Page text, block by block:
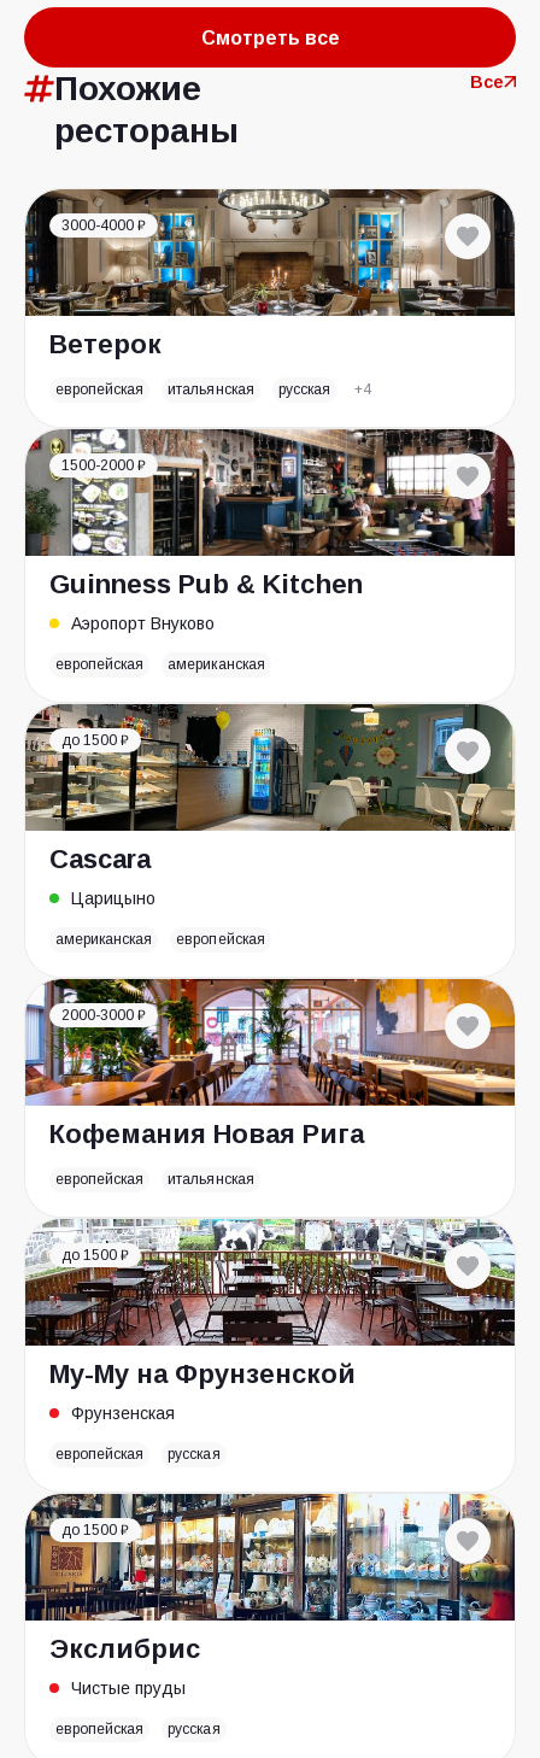
Смотреть все
Похожие
рестораны
Все
3000-4000 ₽
Ветерок
европейская итальянская русская +4
1500-2000 ₽
Guinness Pub & Kitchen
Аэропорт Внуково
европейская американская
до 1500 ₽
Cascara
Царицыно
американская европейская
2000-3000 ₽
Кофемания Новая Рига
европейская итальянская
до 1500 ₽
Му-Му на Фрунзенской
Фрунзенская
европейская русская
до 1500 ₽
Экслибрис
Чистые пруды
европейская русская